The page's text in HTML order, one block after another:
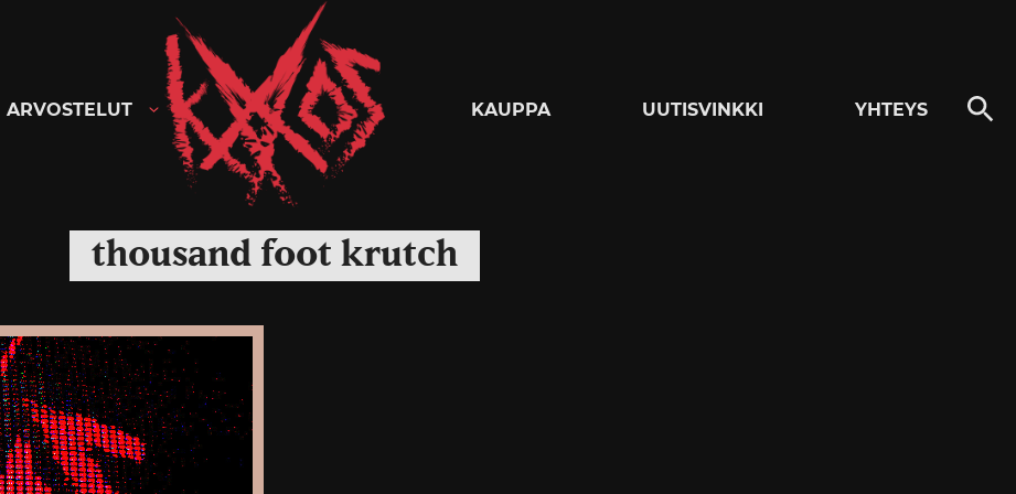
Kaaoszine
ARVOSTELUT KAUPPA UUTISVINKKI YHTEYS
thousand foot krutch